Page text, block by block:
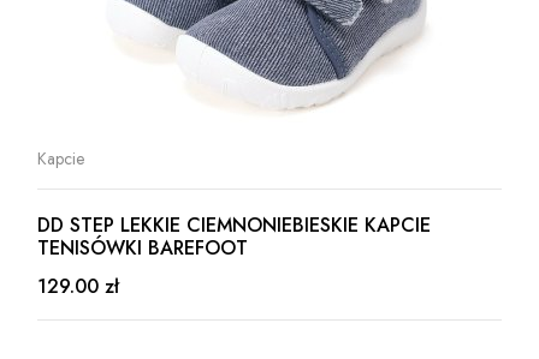
Kapcie
DD STEP LEKKIE CIEMNONIEBIESKIE KAPCIE
TENISÓWKI BAREFOOT
129.00 zł